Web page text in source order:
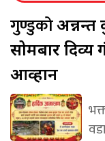
गुण्डुको
सोमबार दिव्य
आव्हान